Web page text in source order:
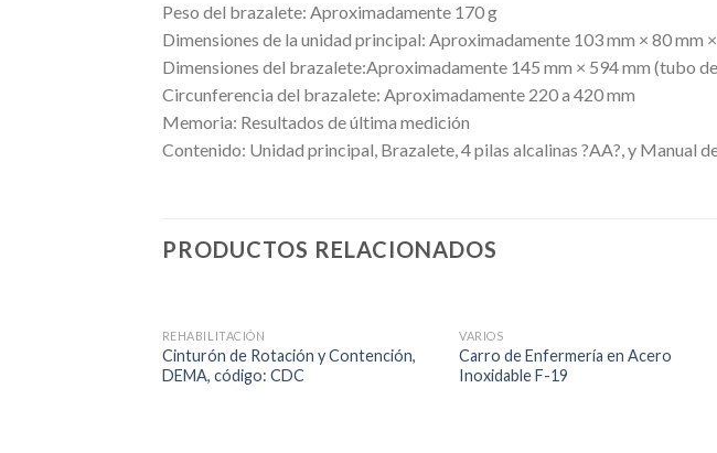
Peso del brazalete: Aproximadamente 170 g
Dimensiones de la unidad principal: Aproximadamente 103 mm × 80 mm
Dimensiones del brazalete:Aproximadamente 145 mm × 594 mm (tubo
Circunferencia del brazalete: Aproximadamente 220 a 420 mm
Memoria: Resultados de última medición
Contenido: Unidad principal, Brazalete, 4 pilas alcalinas ?AA?, y Manual
PRODUCTOS RELACIONADOS
REHABILITACIÓN
Cinturón de Rotación y Contención,
DEMA, código: CDC
VARIOS
Carro de Enfermería en Acero
Inoxidable F-19